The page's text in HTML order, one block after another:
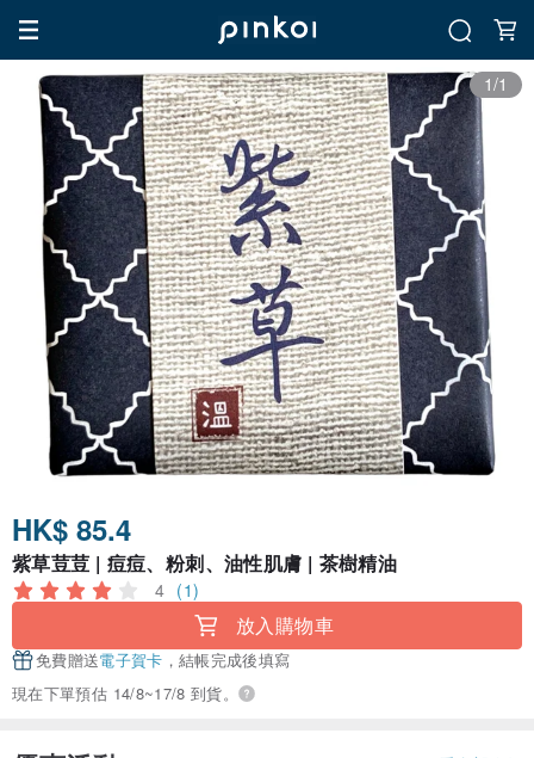
1/1
HK$ 85.4
紫草荳荳 | 痘痘、粉刺、油性肌膚 | 茶樹精油
4 (1)
放入購物車
免費贈送電子賀卡 ，結帳完成後填寫
現在下單預估 14/8~17/8 到貨。